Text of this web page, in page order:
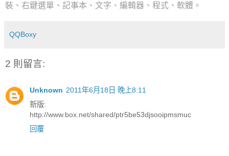
裝、右鍵選單、記事本、文字、編輯器、程式、軟體。
QQBoxy
2 則留言:
Unknown 2011年6月18日 晚上8:11
新版:
http://www.box.net/shared/ptr5be53djsooipmsmuc
回覆